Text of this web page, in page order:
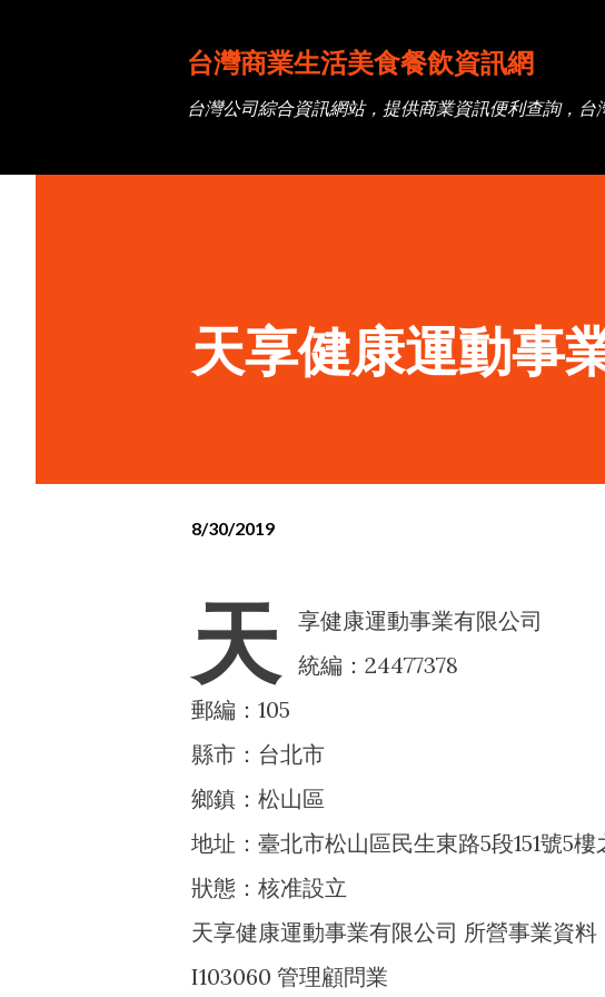
台灣商業生活美食餐飲資訊網
台灣公司綜合資訊網站，提供商業資訊便利查詢，台
天享健康運動事
8/30/2019
天
享健康運動事業有限公司
統編：24477378
郵編：105
縣市：台北市
鄉鎮：松山區
地址：臺北市松山區民生東路5段151號5樓
狀態：核准設立
天享健康運動事業有限公司 所營事業資料
I103060 管理顧問業